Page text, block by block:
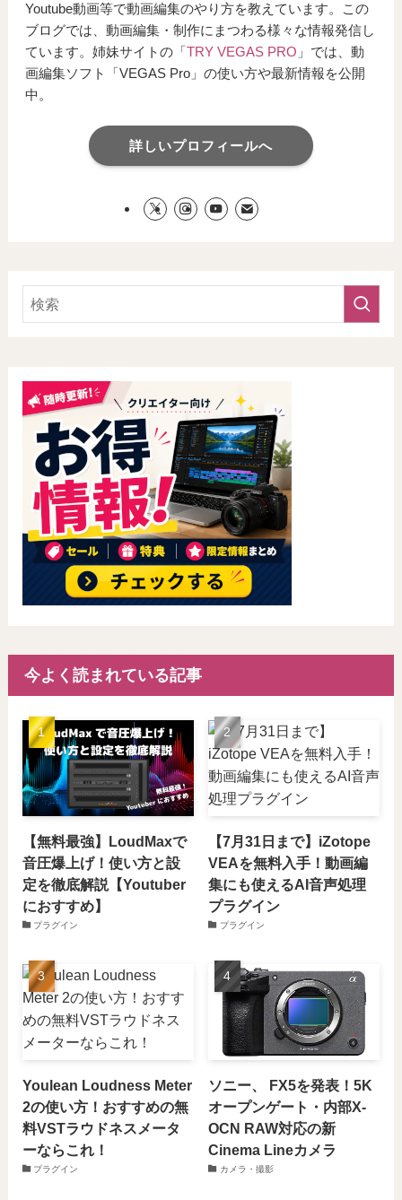
Youtube動画等で動画編集のやり方を教えています。この
ブログでは、動画編集・制作にまつわる様々な情報発信し
ています。姉妹サイトの「TRY VEGAS PRO 」では、動
画編集ソフト「VEGAS Pro」の使い方や最新情報を公開
中。
詳しいプロフィールへ
今よく読まれている記事
【無料最強】LoudMaxで
音圧爆上げ！使い方と設
定を徹底解説【Youtuber
におすすめ】
プラグイン
【7月31日まで】iZotope
VEAを無料入手！動画編
集にも使えるAI音声処理
プラグイン
プラグイン
Youlean Loudness Meter
2の使い方！おすすめの無
料VSTラウドネスメータ
ーならこれ！
プラグイン
ソニー、 FX5を発表！5K
オープンゲート・内部X-
OCN RAW対応の新
Cinema Lineカメラ
カメラ・撮影